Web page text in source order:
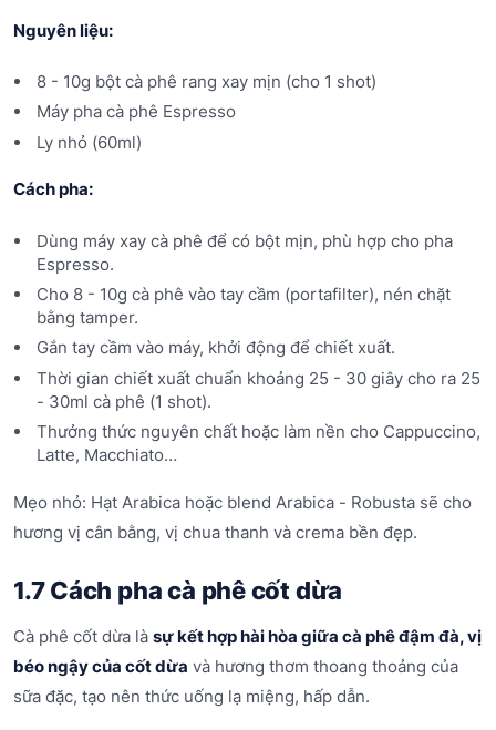
Nguyên liệu:
8 - 10g bột cà phê rang xay mịn (cho 1 shot)
Máy pha cà phê Espresso
Ly nhỏ (60ml)
Cách pha:
Dùng máy xay cà phê để có bột mịn, phù hợp cho pha
Espresso.
Cho 8 - 10g cà phê vào tay cầm (portafilter), nén chặt
bằng tamper.
Gắn tay cầm vào máy, khởi động để chiết xuất.
Thời gian chiết xuất chuẩn khoảng 25 - 30 giây cho ra 25
- 30ml cà phê (1 shot).
Thưởng thức nguyên chất hoặc làm nền cho Cappuccino,
Latte, Macchiato…
Mẹo nhỏ: Hạt Arabica hoặc blend Arabica - Robusta sẽ cho
hương vị cân bằng, vị chua thanh và crema bền đẹp.
1.7 Cách pha cà phê cốt dừa
Cà phê cốt dừa là sự kết hợp hài hòa giữa cà phê đậm đà, vị
béo ngậy của cốt dừa và hương thơm thoang thoảng của
sữa đặc, tạo nên thức uống lạ miệng, hấp dẫn.